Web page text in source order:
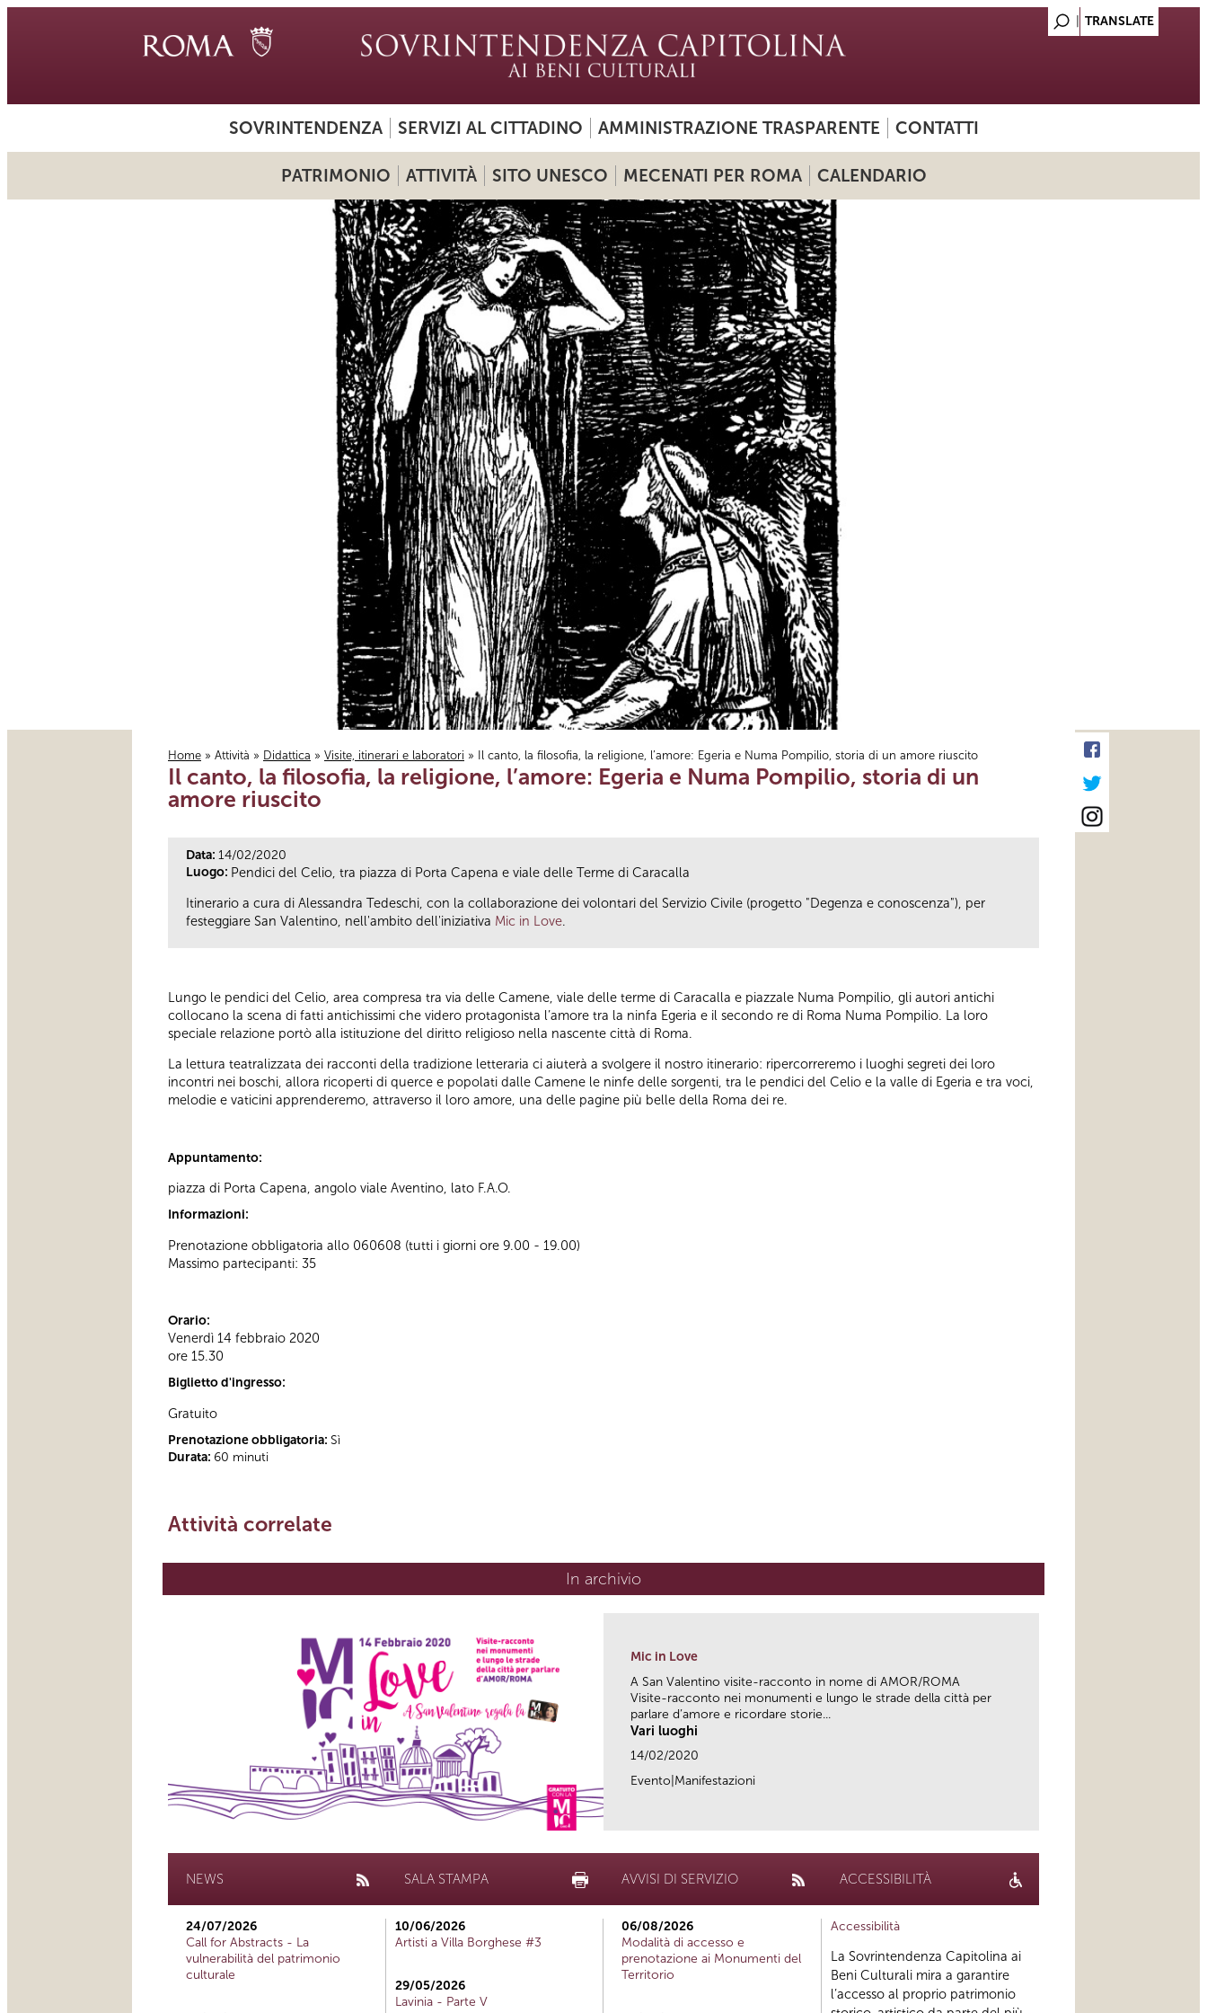
SOVRINTENDENZA SERVIZI AL CITTADINO AMMINISTRAZIONE TRASPARENTE CONTATTI
PATRIMONIO ATTIVITÀ SITO UNESCO MECENATI PER ROMA CALENDARIO
Tu sei qui
Home » Attività » Didattica » Visite, itinerari e laboratori » Il canto, la filosofia, la religione, l’amore: Egeria e Numa Pompilio, storia di un amore riuscito
Il canto, la filosofia, la religione, l’amore: Egeria e Numa Pompilio, storia di un
amore riuscito
Data: 14/02/2020
Luogo: Pendici del Celio, tra piazza di Porta Capena e viale delle Terme di Caracalla
Itinerario a cura di Alessandra Tedeschi, con la collaborazione dei volontari del Servizio Civile (progetto "Degenza e conoscenza"), per
festeggiare San Valentino, nell'ambito dell'iniziativa Mic in Love.
Lungo le pendici del Celio, area compresa tra via delle Camene, viale delle terme di Caracalla e piazzale Numa Pompilio, gli autori antichi
collocano la scena di fatti antichissimi che videro protagonista l’amore tra la ninfa Egeria e il secondo re di Roma Numa Pompilio. La loro
speciale relazione portò alla istituzione del diritto religioso nella nascente città di Roma.
La lettura teatralizzata dei racconti della tradizione letteraria ci aiuterà a svolgere il nostro itinerario: ripercorreremo i luoghi segreti dei loro
incontri nei boschi, allora ricoperti di querce e popolati dalle Camene le ninfe delle sorgenti, tra le pendici del Celio e la valle di Egeria e tra voci,
melodie e vaticini apprenderemo, attraverso il loro amore, una delle pagine più belle della Roma dei re.
Appuntamento:
piazza di Porta Capena, angolo viale Aventino, lato F.A.O.
Informazioni:
Prenotazione obbligatoria allo 060608 (tutti i giorni ore 9.00 - 19.00)
Massimo partecipanti: 35
Orario:
Venerdì 14 febbraio 2020
ore 15.30
Biglietto d'ingresso:
Gratuito
Prenotazione obbligatoria: Sì
Durata: 60 minuti
Attività correlate
In archivio
Mic in Love
A San Valentino visite-racconto in nome di AMOR/ROMA
Visite-racconto nei monumenti e lungo le strade della città per
parlare d’amore e ricordare storie...
Vari luoghi
14/02/2020
Evento|Manifestazioni
NEWS
24/07/2026
Call for Abstracts - La
vulnerabilità del patrimonio
culturale
SALA STAMPA
10/06/2026
Artisti a Villa Borghese #3
29/05/2026
Lavinia - Parte V
AVVISI DI SERVIZIO
06/08/2026
Modalità di accesso e
prenotazione ai Monumenti del
Territorio
ACCESSIBILITÀ
Accessibilità
La Sovrintendenza Capitolina ai
Beni Culturali mira a garantire
l’accesso al proprio patrimonio